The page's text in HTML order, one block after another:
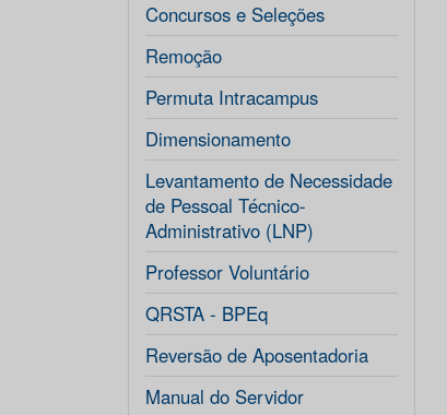
Concursos e Seleções
Remoção
Permuta Intracampus
Dimensionamento
Levantamento de Necessidade
de Pessoal Técnico-
Administrativo (LNP)
Professor Voluntário
QRSTA - BPEq
Reversão de Aposentadoria
Manual do Servidor